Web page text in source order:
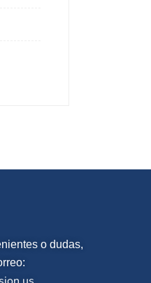
o dudas,